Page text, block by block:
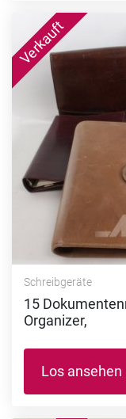
Schreibgeräte
15
Organizer,
Los ansehen